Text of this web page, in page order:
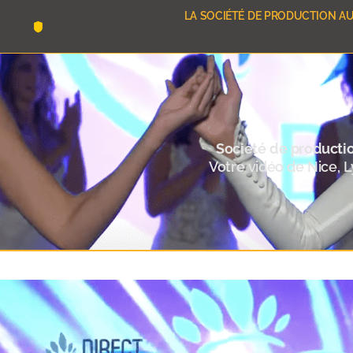
LA SOCIÉTÉ DE PRODUCTION
Société de
Votre vidéo de Nice,